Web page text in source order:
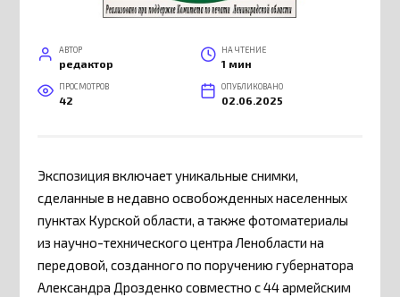
АВТОР
редактор
НА ЧТЕНИЕ
1 мин
ПРОСМОТРОВ
42
ОПУБЛИКОВАНО
02.06.2025
Экспозиция включает уникальные снимки,
сделанные в недавно освобожденных населенных
пунктах Курской области, а также фотоматериалы
из научно-технического центра Ленобласти на
передовой, созданного по поручению губернатора
Александра Дрозденко совместно с 44 армейским